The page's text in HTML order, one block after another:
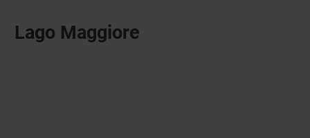
Lago Maggiore